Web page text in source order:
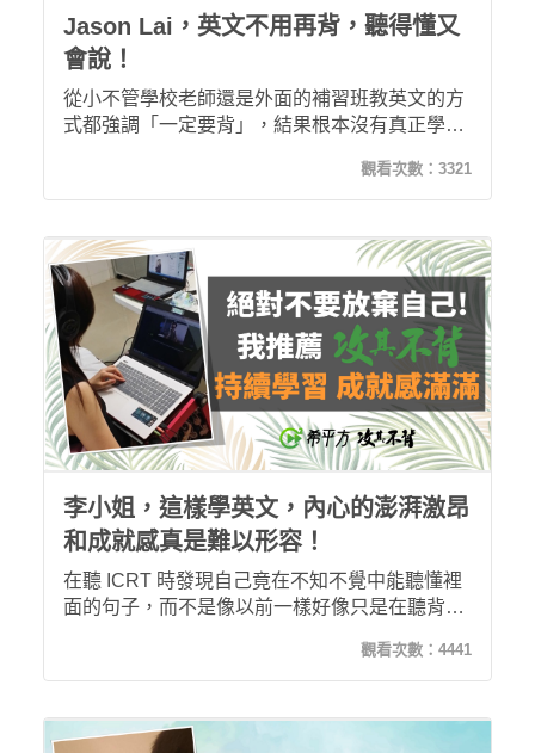
Jason Lai，英文不用再背，聽得懂又
會說！
從小不管學校老師還是外面的補習班教英文的方
式都強調「一定要背」，結果根本沒有真正學好
入攻其不背後學習，現在我連原本聽不懂的英文
新聞都能聽出大部分內容了！
觀看次數： 3321
李小姐，這樣學英文，內心的澎湃激昂
和成就感真是難以形容！
在聽 ICRT 時發現自己竟在不知不覺中能聽懂裡
面的句子，而不是像以前一樣好像只是在聽背景
至一整句；現在連上課的時間也越來越短了！
觀看次數： 4441